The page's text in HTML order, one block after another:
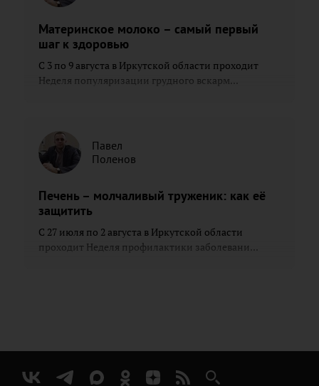
Материнское молоко – самый первый
шаг к здоровью
С 3 по 9 августа в Иркутской области проходит
Неделя популяризации грудного вскарм...
Павел
Поленов
Печень – молчаливый труженик: как её
защитить
С 27 июля по 2 августа в Иркутской области
проходит Неделя профилактики заболевани...